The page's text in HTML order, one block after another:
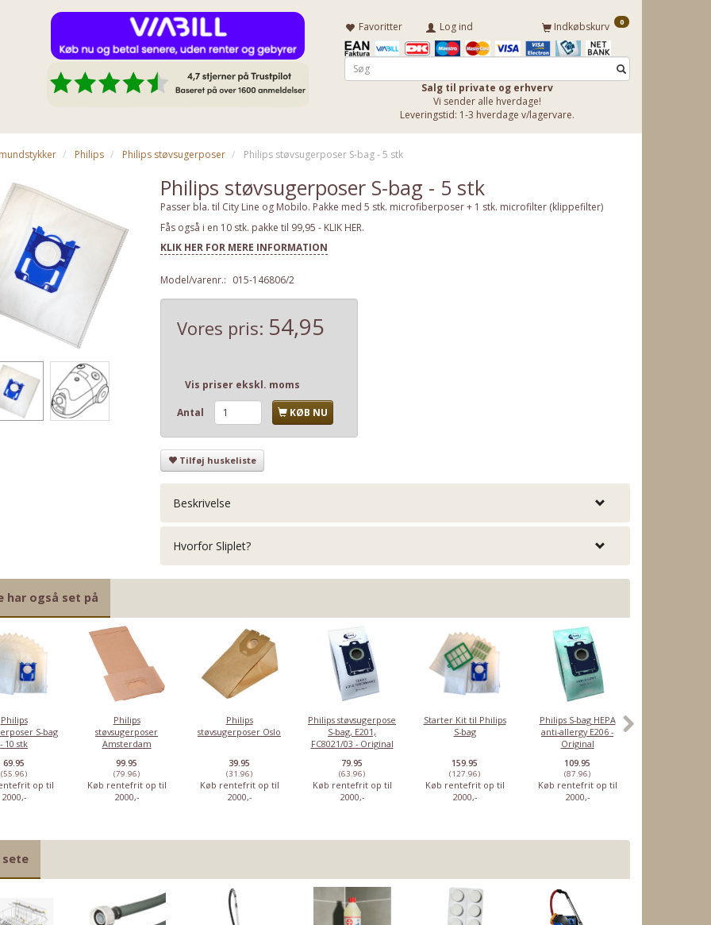
Indkøbskurv 0
Favoritter Log ind
Salg til private og erhverv
Vi sender alle hverdage!
Leveringstid: 1-3 hverdage v/lagervare.
Philips Philips støvsugerposer Philips støvsugerposer S-bag - 5 stk
Philips støvsugerposer S-bag - 5 stk
Passer bla. til City Line og Mobilo. Pakke med 5 stk. microfiberposer + 1 stk. microfilter (klippefilter)
Fås også i en 10 stk. pakke til 99,95 - KLIK HER.
KLIK HER FOR MERE INFORMATION
Model/varenr.: 015-146806/2
Vores pris: 54,95
Vis priser ekskl. moms
Antal KØB NU
Tilføj huskeliste
Beskrivelse
Hvorfor Sliplet?
har også set på
Philips
S-bag
- 10 stk
69.95
(55.96)
op til
2000,-
Philips
støvsugerposer
Amsterdam
99.95
(79.96)
Køb rentefrit op til
2000,-
Philips
støvsugerposer Oslo
39.95
(31.96)
Køb rentefrit op til
2000,-
Philips støvsugerpose
S-bag, E201,
FC8021/03 - Original
79.95
(63.96)
Køb rentefrit op til
2000,-
Starter Kit til Philips
S-bag
159.95
(127.96)
Køb rentefrit op til
2000,-
Philips S-bag HEPA
anti-allergy E206 -
Original
109.95
(87.96)
Køb rentefrit op til
2000,-
sete